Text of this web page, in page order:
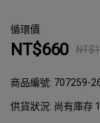
循環價
NT$660
商品編號: 707259-
供貨狀況: 尚有庫存 1